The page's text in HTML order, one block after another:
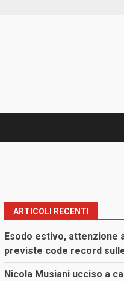
ARTICOLI RECENTI
Esodo estivo, attenzione
previste code record
Nicola Musiani ucciso a